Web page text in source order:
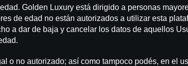
Golden Luxury está dirigido a personas
de edad no están autorizados a utilizar esta
a dar de baja y cancelar los datos de aquellos
o no autorizado; así como tampoco podés, en el